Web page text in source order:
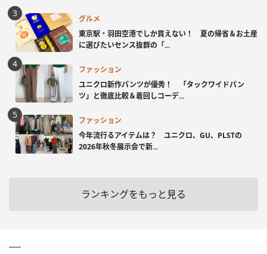
グルメ
東京駅・羽田空港でしか買えない！ 夏の帰省＆お土産
に選びたいセンス抜群の「...
ファッション
ユニクロ新作パンツが優秀！ 「タックワイドパン
ツ」と徹底比較＆着回しコーデ...
ファッション
今年流行るアイテムは？ ユニクロ、GU、PLSTの
2026年秋冬展示会で新...
ランキングをもっと見る